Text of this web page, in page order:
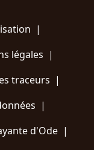
|
légales |
traceurs |
|
d'Ode |